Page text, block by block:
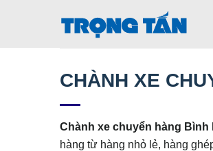
CHÀNH XE
Chành xe chuyển hàng
hàng từ hàng nhỏ lẻ, hàng